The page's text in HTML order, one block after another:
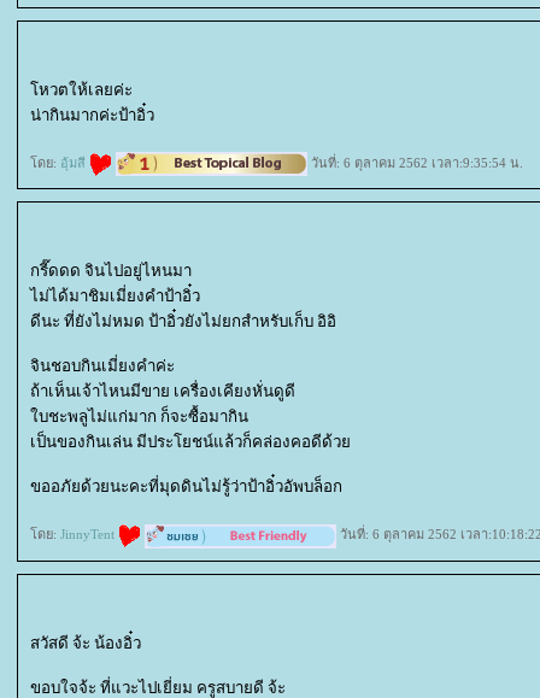
หวตให้เลยค่ะ
น่ากินมากค่ะป้าอิ๋ว
ดย: อุ้มสี วันที่: 6 ตุลาคม 2562 เวลา:9:35:54 น.
กรี๊ดดด จินไปอยู่ไหนมา
ไม่ได้มาชิมเมี่ยงคำป้าอิ๋ว
ดีนะ ที่ยังไม่หมด ป้าอิ๋วยังไม่ยกสำหรับเก็บ อิอิ
จินชอบกินเมี่ยงคำค่ะ
ถ้าเห็นเจ้าไหนมีขาย เครื่องเคียงหั่นดูดี
บชะพลูไม่แก่มาก ก็จะซื้อมากิน
เป็นของกินเล่น มีประโยชน์แล้วก็คล่องคอดีด้ว
ขออภัยด้วยนะคะที่มุดดินไม่รู้ว่าป้าอิ๋วอัพบล็อก
ดย: JinnyTent วันที่: 6 ตุลาคม 2562 เวลา
สวัสดี จ้ะ น้องอิ๋ว
ขอบใจจ้ะ ที่แวะไปเยี่ยม ครูสบายดี จ้ะ